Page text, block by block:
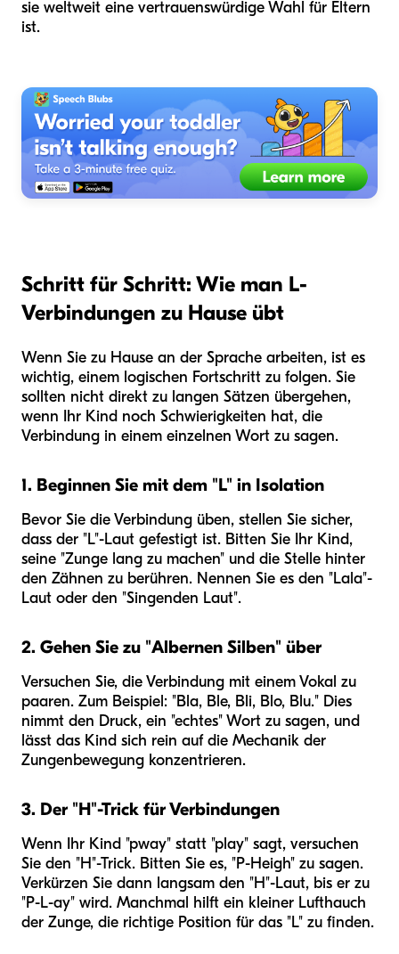
sie weltweit eine vertrauenswürdige Wahl für Eltern
ist.
Schritt für Schritt: Wie man L-
Verbindungen zu Hause übt
Wenn Sie zu Hause an der Sprache arbeiten, ist es
wichtig, einem logischen Fortschritt zu folgen. Sie
sollten nicht direkt zu langen Sätzen übergehen,
wenn Ihr Kind noch Schwierigkeiten hat, die
Verbindung in einem einzelnen Wort zu sagen.
1. Beginnen Sie mit dem "L" in Isolation
Bevor Sie die Verbindung üben, stellen Sie sicher,
dass der "L"-Laut gefestigt ist. Bitten Sie Ihr Kind,
seine "Zunge lang zu machen" und die Stelle hinter
den Zähnen zu berühren. Nennen Sie es den "Lala"-
Laut oder den "Singenden Laut".
2. Gehen Sie zu "Albernen Silben" über
Versuchen Sie, die Verbindung mit einem Vokal zu
paaren. Zum Beispiel: "Bla, Ble, Bli, Blo, Blu." Dies
nimmt den Druck, ein "echtes" Wort zu sagen, und
lässt das Kind sich rein auf die Mechanik der
Zungenbewegung konzentrieren.
3. Der "H"-Trick für Verbindungen
Wenn Ihr Kind "pway" statt "play" sagt, versuchen
Sie den "H"-Trick. Bitten Sie es, "P-Heigh" zu sagen.
Verkürzen Sie dann langsam den "H"-Laut, bis er zu
"P-L-ay" wird. Manchmal hilft ein kleiner Lufthauch
der Zunge, die richtige Position für das "L" zu finden.